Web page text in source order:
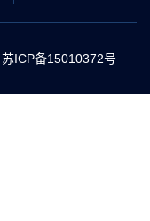
苏ICP备15010372号